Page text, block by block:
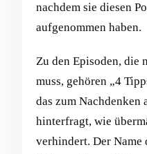
nachdem sie diesen
aufgenommen haben.
Zu den Episoden, die
muss, gehören „4
das zum Nachdenken
hinterfragt, wie
verhindert. Der Name